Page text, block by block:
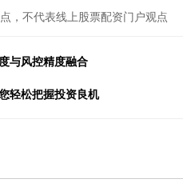
，不代表线上股票配资门户观点
与风控精度融合
轻松把握投资良机